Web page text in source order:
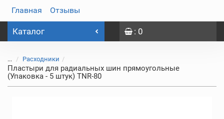
Главная Отзывы
Каталог : 0
... Расходники
Пластыри для радиальных шин прямоугольные
(Упаковка - 5 штук) TNR-80